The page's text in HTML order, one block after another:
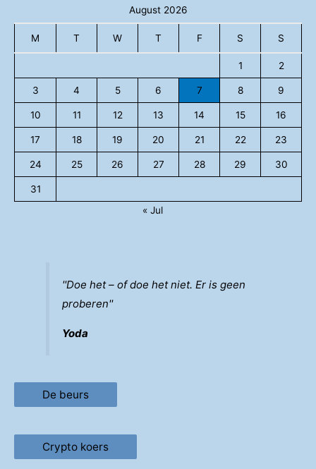
August 2026
M T W T F S S
1 2
3 4 5 6 7 8 9
10 11 12 13 14 15 16
17 18 19 20 21 22 23
24 25 26 27 28 29 30
31
« Jul
''Doe het – of doe het niet. Er is geen
proberen''
Yoda
De beurs
Crypto koers